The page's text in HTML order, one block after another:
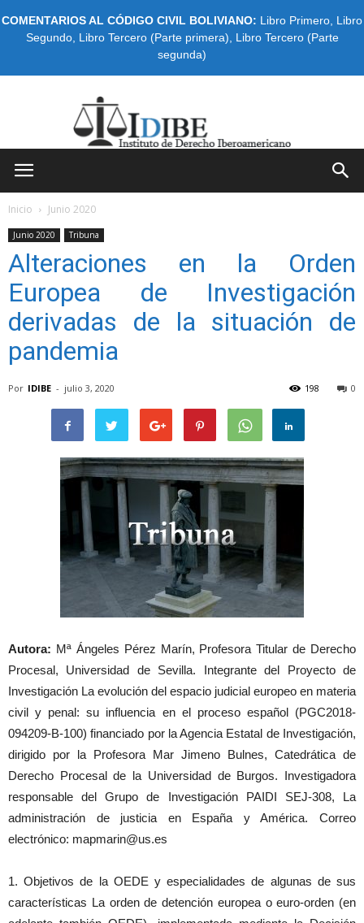
COMENTARIOS AL CÓDIGO CIVIL BOLIVIANO: Libro Primero Libro
Segundo, Libro Tercero (Parte primera)
Libro Tercero (Parte
segunda)
Inicio Junio 2020
Junio 2020 Tribuna
Alteraciones en la Orden
Europea de Investigación
derivadas de la situación de
pandemia
Por IDIBE - julio 3, 2020 0
198
Autora: Mª Ángeles Pérez Marín, Profesora Titular de Derecho
Procesal, Universidad de Sevilla. Integrante del Proyecto de
Investigación La evolución del espacio judicial europeo en materia
civil y penal: su influencia en el proceso español (PGC2018-
094209-B-100) financiado por la Agencia Estatal de Investigación,
dirigido por la Profesora Mar Jimeno Bulnes, Catedrática de
Derecho Procesal de la Universidad de Burgos. Investigadora
responsable del Grupo de Investigación PAIDI SEJ-308, La
administración de justicia en España y América. Correo
electrónico: mapmarin@us.es
1. Objetivos de la OEDE y especialidades de algunas de sus
características La orden de detención europea o euro-orden (en